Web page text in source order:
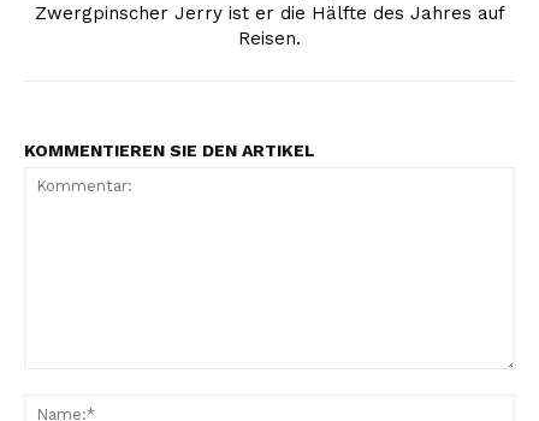
Zwergpinscher Jerry ist er die Hälfte des Jahres auf
Reisen.
KOMMENTIEREN SIE DEN ARTIKEL